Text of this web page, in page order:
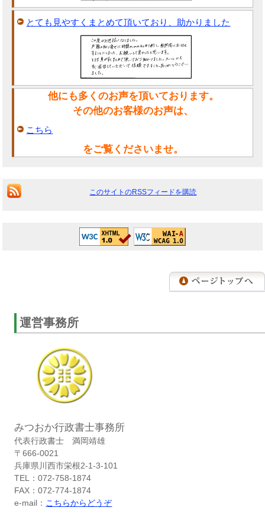
とても見やすくまとめて頂いており、助かりました
他にも多くのお声を頂いております。
その他のお客様のお声は、
こちら
をご覧くださいませ。
このサイトのRSSフィードを購読
運営事務所
みつおか行政書士事務所
代表行政書士 満岡靖雄
〒666-0021
兵庫県川西市栄根2-1-3-101
TEL：072-758-1874
FAX：072-774-1874
e-mail： こちらからどうぞ